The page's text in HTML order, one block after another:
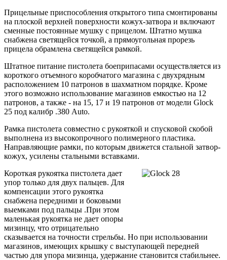
Прицельные приспособления открытого типа смонтированы
на плоской верхней поверхности кожух-затвора и включают
сменные постоянные мушку с прицелом. Штатно мушка
снабжена светящейся точкой, а прямоугольная прорезь
прицела обрамлена светящейся рамкой.
Штатное питание пистолета боеприпасами осуществляется из
короткого отъемного коробчатого магазина с двухрядным
расположением 10 патронов в шахматном порядке. Кроме
этого возможно использование магазинов емкостью на 12
патронов, а также - на 15, 17 и 19 патронов от модели Glock
25 под калибр .380 Auto.
Рамка пистолета совместно с рукояткой и спусковой скобой
выполнена из высокопрочного полимерного пластика.
Направляющие рамки, по которым движется стальной затвор-
кожух, усилены стальными вставками.
Короткая рукоятка пистолета дает
упор только для двух пальцев. Для
компенсации этого рукоятка
снабжена передними и боковыми
выемками под пальцы .При этом
маленькая рукоятка не дает опоры
мизинцу, что отрицательно
сказывается на точности стрельбы. Но при использовании
магазинов, имеющих крышку с выступающей передней
частью для упора мизинца, удержание становится стабильнее.